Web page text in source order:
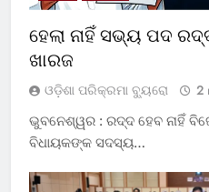
ହେଲା ନାହିଁ ସଭ୍ୟ ପଦ
ଖାରଜ
ଓଡ଼ିଶା ପରିକ୍ରମା ବ୍ୟୁରୋ 2
ଭୁବନେଶ୍ୱର : ରଦ୍ଦ ହେବ ନାହିଁ
ବିଧାୟକଙ୍କ ସଦସ୍ୟ…